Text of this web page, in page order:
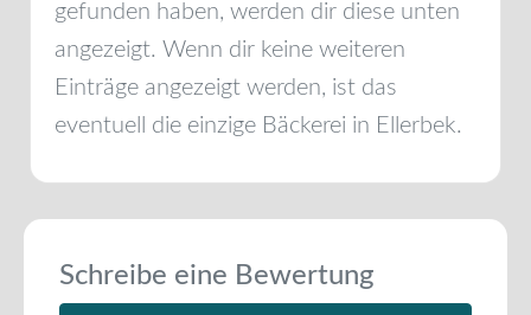
gefunden haben, werden dir diese unten
angezeigt. Wenn dir keine weiteren
Einträge angezeigt werden, ist das
eventuell die einzige Bäckerei in Ellerbek.
Schreibe eine Bewertung